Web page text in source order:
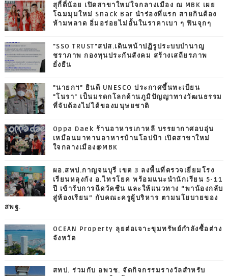
สุกี้ตี๋น้อย เปิดสาขาใหม่ใจกลางเมือง ณ MBK เผย
โฉมมุมใหม่ Snack Bar นำร่องที่แรก สายกินต้อง
ห้ามพลาด อิ่มอร่อยไม่อั้นในราคาเบา ๆ ฟินจุกๆ
"SSO TRUST"สปส.เดินหน้าปฏิรูประบบบำนาญ
ชราภาพ กองทุนประกันสังคม สร้างเสถียรภาพ
ยั่งยืน
"นายกฯ" ยินดี UNESCO ประกาศขึ้นทะเบียน
"โนรา" เป็นมรดกโลกด้านภูมิปัญญาทางวัฒนธรรม
ที่จับต้องไม่ได้ของมนุษยชาติ
Oppa Daek ร้านอาหารเกาหลี บรรยากาศอบอุ่น
เหมือนมาทานอาหารบ้านโอปป้า เปิดสาขาใหม่
ใจกลางเมือง@MBK
ผอ.สพป.กาญจนบุรี เขต 3 ลงพื้นที่ตรวจเยี่ยมโรง
เรียนหลุงกัง อ.ไทรโยค พร้อมแนะนำนักเรียน 5-11
ปี เข้ารับการฉีดวัคซีน และให้แนวทาง “พาน้องกลับ
สู่ห้องเรียน” กับคณะครูผู้บริหาร ตามนโยบายของ
สพฐ.
OCEAN Property ลุยต่อเจาะขุมทรัพย์กำลังซื้อต่าง
จังหวัด
สทป. ร่วมกับ อพวช. จัดกิจกรรมรางวัลสำหรับ